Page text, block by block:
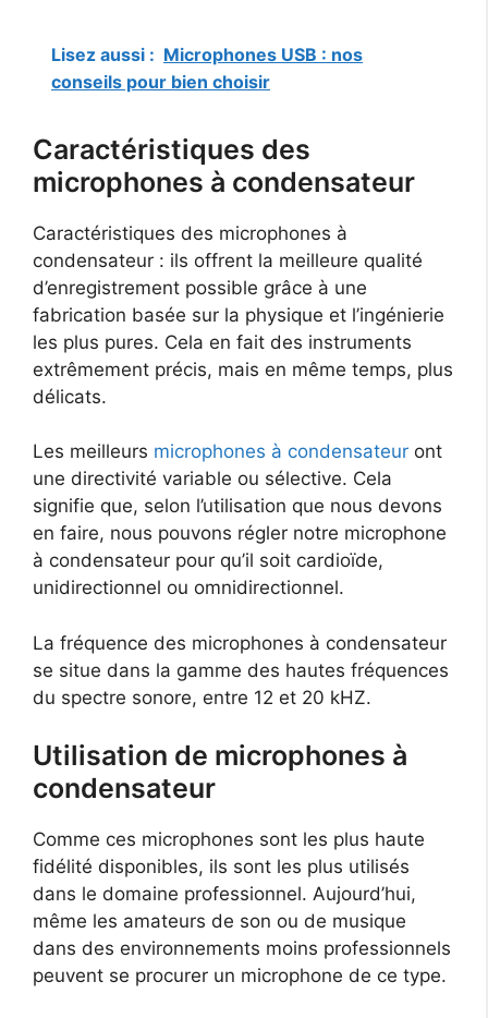
Lisez aussi : Microphones USB : nos
conseils pour bien choisir
Caractéristiques des
microphones à condensateur
Caractéristiques des microphones à
condensateur : ils offrent la meilleure qualité
d’enregistrement possible grâce à une
fabrication basée sur la physique et l’ingénierie
les plus pures. Cela en fait des instruments
extrêmement précis, mais en même temps, plus
délicats.
Les meilleurs microphones à condensateur ont
une directivité variable ou sélective. Cela
signifie que, selon l’utilisation que nous devons
en faire, nous pouvons régler notre microphone
à condensateur pour qu’il soit cardioïde,
unidirectionnel ou omnidirectionnel.
La fréquence des microphones à condensateur
se situe dans la gamme des hautes fréquences
du spectre sonore, entre 12 et 20 kHZ.
Utilisation de microphones à
condensateur
Comme ces microphones sont les plus haute
fidélité disponibles, ils sont les plus utilisés
dans le domaine professionnel. Aujourd’hui,
même les amateurs de son ou de musique
dans des environnements moins professionnels
peuvent se procurer un microphone de ce type.